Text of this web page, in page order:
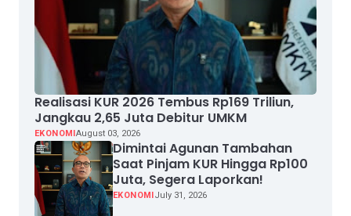
Realisasi KUR 2026 Tembus Rp169 Triliun,
Jangkau 2,65 Juta Debitur UMKM
EKONOMIAugust 03, 2026
Dimintai Agunan Tambahan
Saat Pinjam KUR Hingga Rp100
Juta, Segera Laporkan!
EKONOMIJuly 31, 2026